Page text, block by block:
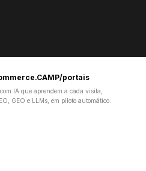
portais
IA que aprendem a cada visita,
GEO e LLMs, em piloto automático.